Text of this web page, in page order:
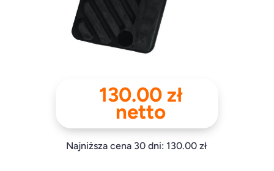
130.00 zł
netto
Najniższa cena 30 dni: 130.00zł